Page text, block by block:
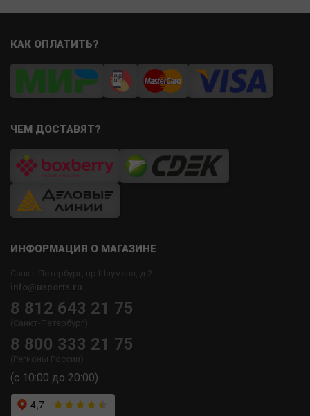
КАК ОПЛАТИТЬ?
ЧЕМ ДОСТАВЯТ?
ИНФОРМАЦИЯ О МАГАЗИНЕ
Санкт-Петербург, пр.Шаумяна, д.2
info@usports.ru
8 812 643 21 75
(Санкт-Петербург)
8 800 333 21 75
(Регионы России)
(с 10:00 до 20:00)